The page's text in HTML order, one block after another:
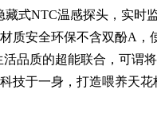
藏式NTC温感探头，实时
质安全环保不含双酚A，
品质的超能联合，可谓
技于一身，打造喂养天